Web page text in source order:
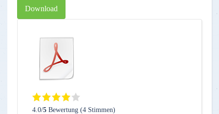
Download
4.0/5 Bewertung (4 Stimmen)